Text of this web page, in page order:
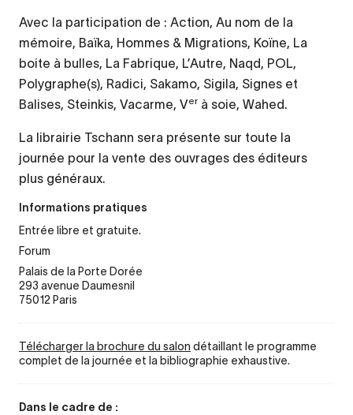
Avec la participation de : Action, Au nom de la
mémoire, Baïka, Hommes & Migrations, Koïne, La
boite à bulles, La Fabrique, L’Autre, Naqd, POL,
Polygraphe(s), Radici, Sakamo, Sigila, Signes et
Balises, Steinkis, Vacarme, Ver à soie, Wahed.
La librairie Tschann sera présente sur toute la
journée pour la vente des ouvrages des éditeurs
plus généraux.
Informations pratiques
Entrée libre et gratuite.
Forum
Palais de la Porte Dorée
293 avenue Daumesnil
75012 Paris
Télécharger la brochure du salon détaillant le programme
complet de la journée et la bibliographie exhaustive.
Dans le cadre de :